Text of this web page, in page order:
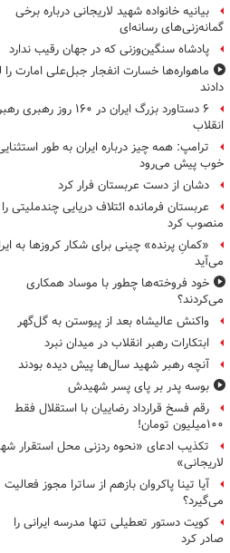
بیانیه خانواده شهید لاریجانی درباره برخی
گمانه‌زنی‌های رسانه‌ای
پادشاه سنگین‌وزنی که در جهان رقیب ندارد
ماهواره‌ها خسارت انفجار جبل‌علی امارت را
دادند
۶ دستاورد بزرگ ایران در ۱۶۰ روز رهبری
انقلاب
ترامپ: همه چیز درباره ایران به طور
خوب پیش می‌رود
دشان از دست عربستان فرار کرد
عربستان فرمانده ائتلاف دریایی چندملیتی را
منصوب کرد
«کمانِ پرنده» چینی برای شکار کروزها به
می‌آید
خود فروخته‌ها چطور با موساد همکاری
می‌کردند؟
واکنش عالیشاه بعد از پیوستن به گل‌گهر
ابتکارات رهبر انقلاب در میدان نبرد
آنچه رهبر شهید سال‌ها پیش دیده بودند
بوسه‌ پدر بر پای پسر شهیدش
رقم فسخ قرارداد رضاییان با استقلال فقط
۱۰۰میلیون تومان!
تکذیب ادعای «نحوه ردزنی محل استقرار
لاریجانی»
آیا تینا پاکروان بازهم از ساترا مجوز فعالیت
می‌گیرد؟
کویت دستور تعطیلی تنها مدرسه ایرانی را
صادر کرد